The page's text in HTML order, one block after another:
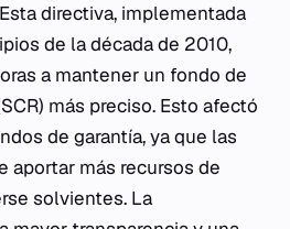
directiva, implementada
de la década de 2010,
a mantener un fondo de
más preciso. Esto afectó
de garantía, ya que las
aportar más recursos de
solvientes. La